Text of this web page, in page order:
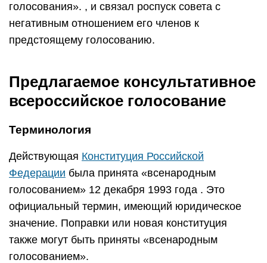
голосования». , и связал роспуск совета с
негативным отношением его членов к
предстоящему голосованию.
Предлагаемое консультативное
всероссийское голосование
Терминология
Действующая Конституция Российской
Федерации была принята «всенародным
голосованием» 12 декабря 1993 года . Это
официальный термин, имеющий юридическое
значение. Поправки или новая конституция
также могут быть приняты «всенародным
голосованием».